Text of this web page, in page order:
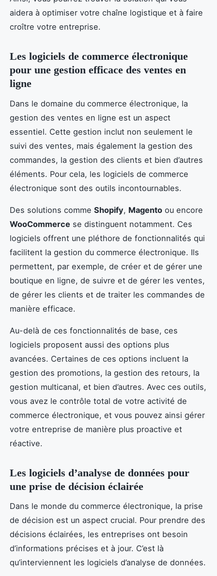
aidera à optimiser votre chaîne logistique et à faire
croître votre entreprise.
Les logiciels de commerce électronique
pour une gestion efficace des ventes en
ligne
Dans le domaine du commerce électronique, la
gestion des ventes en ligne est un aspect
essentiel. Cette gestion inclut non seulement le
suivi des ventes, mais également la gestion des
commandes, la gestion des clients et bien d’autres
éléments. Pour cela, les logiciels de commerce
électronique sont des outils incontournables.
Des solutions comme Shopify, Magento ou encore
WooCommerce se distinguent notamment. Ces
logiciels offrent une pléthore de fonctionnalités qui
facilitent la gestion du commerce électronique. Ils
permettent, par exemple, de créer et de gérer une
boutique en ligne, de suivre et de gérer les ventes,
de gérer les clients et de traiter les commandes de
manière efficace.
Au-delà de ces fonctionnalités de base, ces
logiciels proposent aussi des options plus
avancées. Certaines de ces options incluent la
gestion des promotions, la gestion des retours, la
gestion multicanal, et bien d’autres. Avec ces outils,
vous avez le contrôle total de votre activité de
commerce électronique, et vous pouvez ainsi gérer
votre entreprise de manière plus proactive et
réactive.
Les logiciels d’analyse de données pour
une prise de décision éclairée
Dans le monde du commerce électronique, la prise
de décision est un aspect crucial. Pour prendre des
décisions éclairées, les entreprises ont besoin
d’informations précises et à jour. C’est là
qu’interviennent les logiciels d’analyse de données.